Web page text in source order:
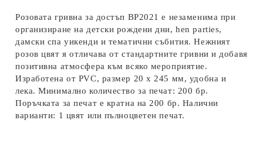
Розовата гривна за достъп BP2021 е незаменима при
организиране на детски рождени дни, hen parties,
дамски спа уикенди и тематични събития. Нежният
розов цвят я отличава от стандартните гривни и добавя
позитивна атмосфера към всяко мероприятие.
Изработена от PVC, размер 20 х 245 мм, удобна и
лека. Минимално количество за печат: 200 бр.
Поръчката за печат е кратна на 200 бр. Налични
варианти: 1 цвят или пълноцветен печат.